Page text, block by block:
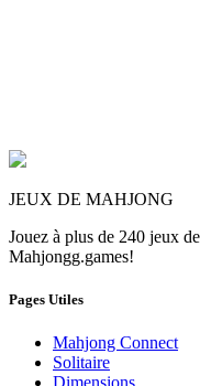
JEUX DE MAHJONG
Jouez à plus de 240 jeux
Mahjongg.games!
Pages Utiles
Mahjong Connect
Solitaire